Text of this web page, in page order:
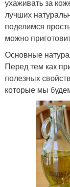
ухаживать за
лучших
поделимся
можно
Основные
Перед тем как
полезных
которые мы